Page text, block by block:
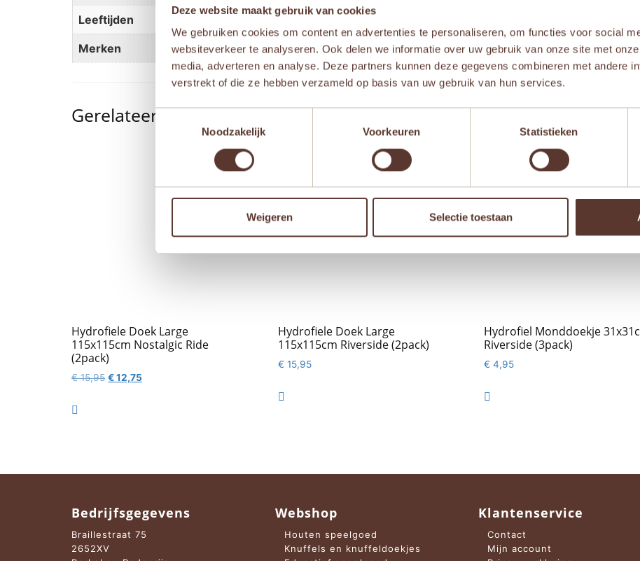
Deze website maakt gebruik van cookies
We gebruiken cookies om content en advertenties te personaliseren, om functies voor social
websiteverkeer te analyseren. Ook delen we informatie over uw gebruik van onze site met
media, adverteren en analyse. Deze partners kunnen deze gegevens combineren met andere
verstrekt of die ze hebben verzameld op basis van uw gebruik van hun services.
Toestemmingsselectie
Noodzakelijk
Voorkeuren Statistieken
Weigeren Selectie toestaan
Leeftijden
Merken Jollein
Gerelateerde producten
Hydrofiele Doek Large
115x115cm Nostalgic Ride
(2pack)
€15,95 Oorspronkelijke
€12,75Huidige

Hydrofiele Doek Large
115x115cm Riverside (2pack)
€ 15,95

Hydrofiel Monddoekje
Riverside (3pack)
€ 4,95

Bedrijfsgegevens
Braillestraat 75
2652XV
Webshop
Houten speelgoed
Knuffels en knuffeldoekjes
Klantenservice
Contact
Mijn account